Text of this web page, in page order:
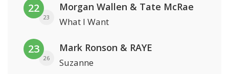
22
23
Morgan Wallen & Tate McRae
What I Want
23
26
Mark Ronson & RAYE
Suzanne